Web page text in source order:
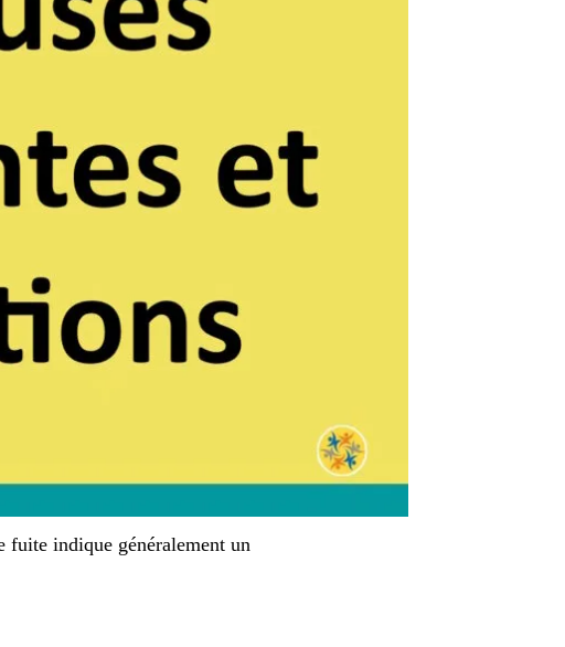
fuite indique généralement un